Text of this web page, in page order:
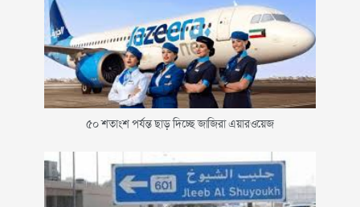
৫০ শতাংশ পর্যন্ত ছাড় দিচ্ছে জাজিরা এয়ারওয়েজ